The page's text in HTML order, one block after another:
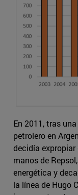
En 2011, tras
petrolero en
decidía expropiar
manos de
energética y
la línea de Hugo